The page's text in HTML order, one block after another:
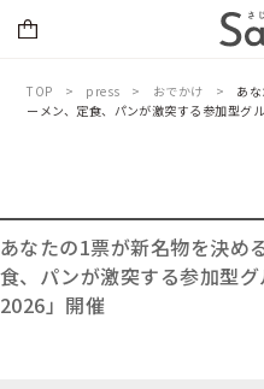
TOP press おでかけ
あ
ーメン、定食、パンが激突する参加型グ
あなたの1票が新名物を決め
食、パンが激突する参加型
2026」開催